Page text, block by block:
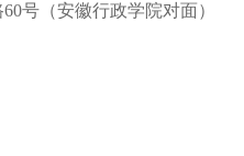
号（安徽行政学院对面）